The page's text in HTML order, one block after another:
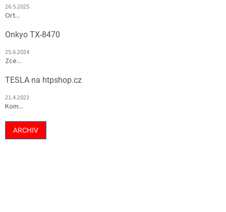
26.5.2025
Ort...
Onkyo TX-8470
25.6.2024
Zce...
TESLA na htpshop.cz
21.4.2023
Kom...
ARCHIV